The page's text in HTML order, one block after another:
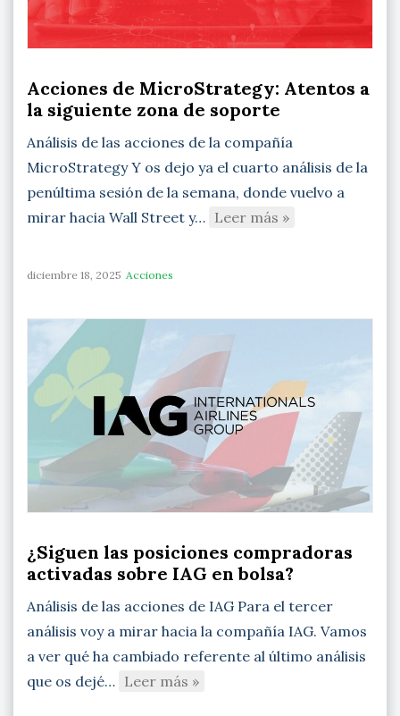
Acciones de MicroStrategy: Atentos a
la siguiente zona de soporte
Análisis de las acciones de la compañía
MicroStrategy Y os dejo ya el cuarto análisis de la
penúltima sesión de la semana, donde vuelvo a
mirar hacia Wall Street y… Leer más »
diciembre 18, 2025 Acciones
¿Siguen las posiciones compradoras
activadas sobre IAG en bolsa?
Análisis de las acciones de IAG Para el tercer
análisis voy a mirar hacia la compañía IAG. Vamos
a ver qué ha cambiado referente al último análisis
que os dejé… Leer más »